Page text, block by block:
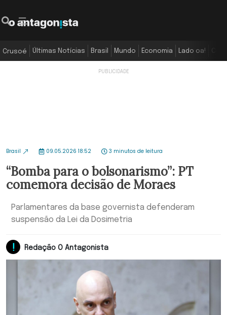
Crusoé Últimas Notícias Brasil Mundo Economia Lado oa!
Brasil 09.05.2026 18:52 3 minutos de leitura
“Bomba para o bolsonarismo”: PT
comemora decisão de Moraes
Parlamentares da base governista defenderam
suspensão da Lei da Dosimetria
Redação O Antagonista